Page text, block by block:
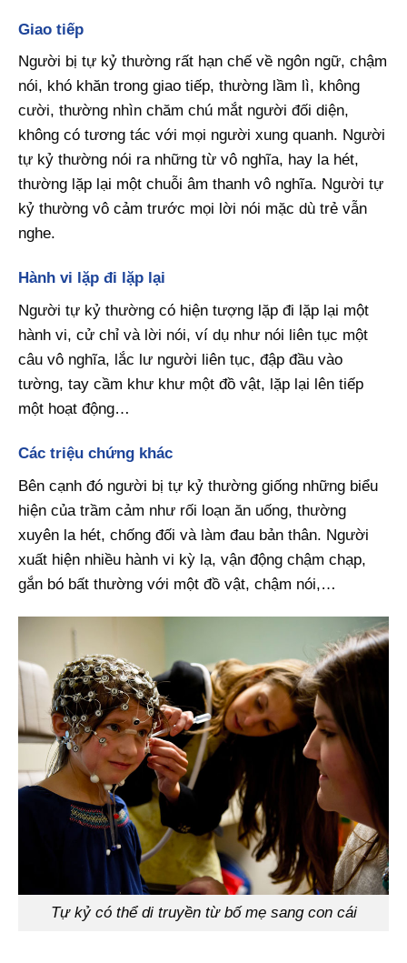
Giao tiếp
Người bị tự kỷ thường rất hạn chế về ngôn ngữ, chậm
nói, khó khăn trong giao tiếp, thường lầm lì, không
cười, thường nhìn chăm chú mắt người đối diện,
không có tương tác với mọi người xung quanh. Người
tự kỷ thường nói ra những từ vô nghĩa, hay la hét,
thường lặp lại một chuỗi âm thanh vô nghĩa. Người tự
kỷ thường vô cảm trước mọi lời nói mặc dù trẻ vẫn
nghe.
Hành vi lặp đi lặp lại
Người tự kỷ thường có hiện tượng lặp đi lặp lại một
hành vi, cử chỉ và lời nói, ví dụ như nói liên tục một
câu vô nghĩa, lắc lư người liên tục, đập đầu vào
tường, tay cầm khư khư một đồ vật, lặp lại lên tiếp
một hoạt động…
Các triệu chứng khác
Bên cạnh đó người bị tự kỷ thường giống những biểu
hiện của trầm cảm như rối loạn ăn uống, thường
xuyên la hét, chống đối và làm đau bản thân. Người
xuất hiện nhiều hành vi kỳ lạ, vận động chậm chạp,
gắn bó bất thường với một đồ vật, chậm nói,…
Tự kỷ có thể di truyền từ bố mẹ sang con cái